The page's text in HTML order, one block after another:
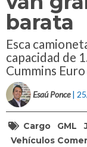
barata
Esca
capacidad de
Cummins Euro
Esaú Ponce |
Cargo GML
Vehículos